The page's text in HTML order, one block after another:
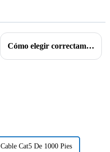
Cómo elegir correctamente el fabricante de cables adecuado
Cable Cat5 De 1000 Pies